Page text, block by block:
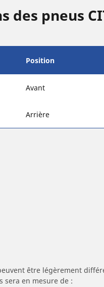
pneus
Position
Avant
Arrière
être légèrement
sera en mesure de :